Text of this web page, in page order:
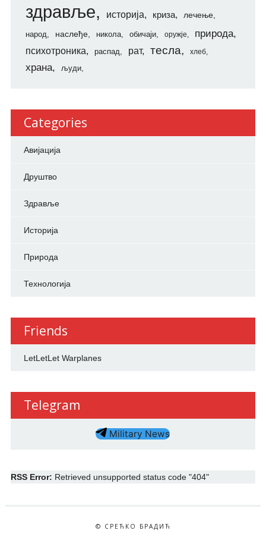
здравље историја криза лечење
народ наслеђе никола обичаји оружје природа
психотроника распад рат тесла хлеб
храна људи
Categories
Авијација
Друштво
Здравље
Историја
Природа
Технологија
Friends
LetLetLet Warplanes
Telegram
Military News
RSS Error: Retrieved unsupported status code "404"
© СРЕЋКО БРАДИЋ